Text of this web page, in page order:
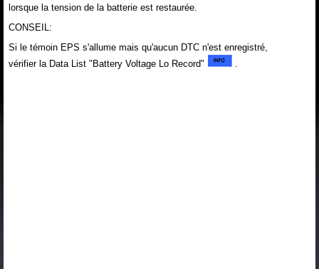
lorsque la tension de la batterie est restaurée.
CONSEIL:
Si le témoin EPS s'allume mais qu'aucun DTC n'est enregistré,
vérifier la Data List "Battery Voltage Lo Record"